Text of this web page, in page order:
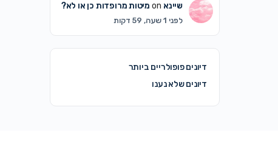
שיינאon מיטות מרופדות כן או לא?
לפני 1 שעה, 59 דקות
דיונים פופולריים ביותר
דיונים שלא נענו